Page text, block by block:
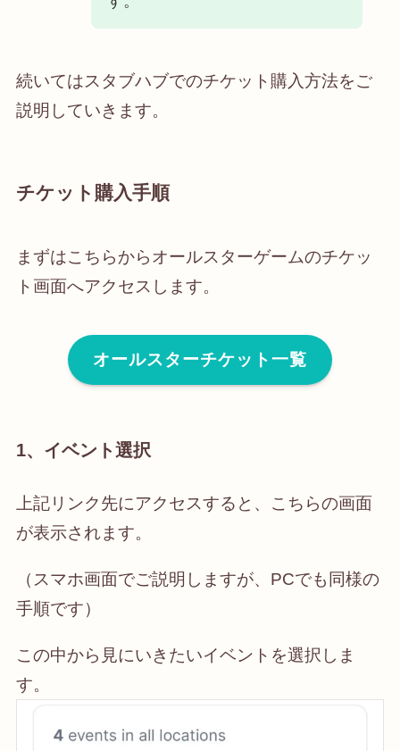
続いてはスタブハブでのチケット購入方法をご
説明していきます。
チケット購入手順
まずはこちらからオールスターゲームのチケッ
ト画面へアクセスします。
オールスターチケット一覧
1、イベント選択
上記リンク先にアクセスすると、こちらの画面
が表示されます。
（スマホ画面でご説明しますが、PCでも同様の
手順です）
この中から見にいきたいイベントを選択しま
す。